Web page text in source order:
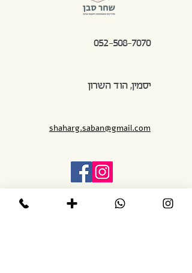
052-508-7070
יסמין, הוד השרון
shaharg.saban@gmail.com